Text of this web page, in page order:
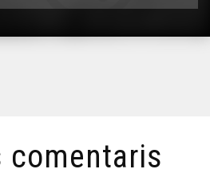
comentaris